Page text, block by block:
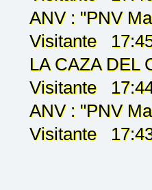
ANV : "PNV
Visitante
LA CAZA DEL
Visitante
ANV : "PNV
Visitante